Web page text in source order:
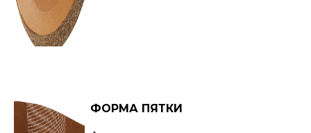
ФОРМА ПЯТКИ